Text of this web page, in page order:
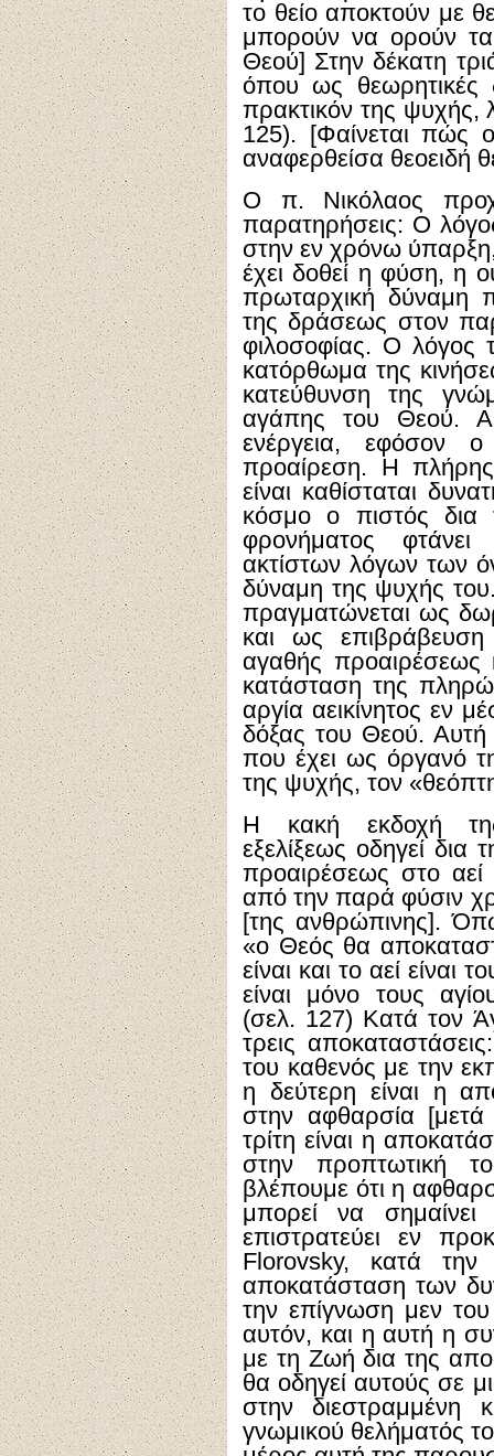
το θείο αποκτούν με
μπορούν να ορούν
Θεού] Στην δέκατη
όπου ως θεωρητικές
πρακτικόν της ψυχής,
125). [Φαίνεται πώς
αναφερθείσα θεοειδή
Ο π. Νικόλαος
παρατηρήσεις: Ο
στην εν χρόνω
έχει δοθεί η φύση, η
πρωταρχική δύναμη
της δράσεως στον
φιλοσοφίας. Ο λόγος
κατόρθωμα της
κατεύθυνση της
αγάπης του Θεού.
ενέργεια, εφόσον
προαίρεση. Η
είναι καθίσταται
κόσμο ο πιστός δια
φρονήματος
ακτίστων λόγων των
δύναμη της ψυχής
πραγματώνεται ως
και ως
αγαθής
κατάσταση της
αργία αεικίνητος εν
δόξας του Θεού. Αυτή
που έχει ως όργανό
της ψυχής, τον
Η κακή εκδοχή της
εξελίξεως οδηγεί δια
προαιρέσεως στο αεί
από την παρά φύσιν
[της ανθρώπινης].
«ο Θεός θα
είναι και το αεί είναι
είναι μόνο τους
(σελ. 127) Κατά τον
τρεις
του καθενός με την
η δεύτερη είναι η
στην αφθαρσία
τρίτη είναι η
στην προπτωτική
βλέπουμε ότι η
μπορεί να
επιστρατεύει εν
Florovsky, κατά
αποκατάσταση των
την επίγνωση μεν
αυτόν, και η αυτή η
με τη Ζωή δια της
θα οδηγεί αυτούς σε
στην διεστραμμένη
γνωμικού θελήματός